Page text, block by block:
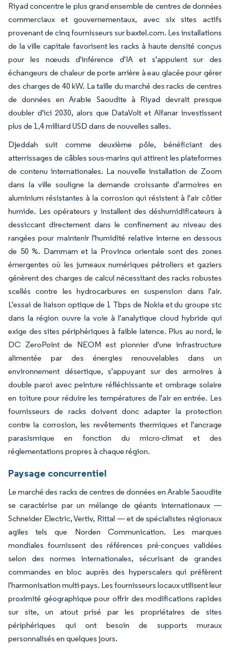
Riyad concentre le plus grand ensemble de centres de données
commerciaux et gouvernementaux, avec six sites actifs
provenant de cinq fournisseurs sur baxtel.com. Les installations
de la ville capitale favorisent les racks à haute densité conçus
pour les nœuds d'inférence d'IA et s'appuient sur des
échangeurs de chaleur de porte arrière à eau glacée pour gérer
des charges de 40 kW. La taille du marché des racks de centres
de données en Arabie Saoudite à Riyad devrait presque
doubler d'ici 2030, alors que DataVolt et Alfanar investissent
plus de 1,4 milliard USD dans de nouvelles salles.
Djeddah suit comme deuxième pôle, bénéficiant des
atterrissages de câbles sous-marins qui attirent les plateformes
de contenu internationales. La nouvelle installation de Zoom
dans la ville souligne la demande croissante d'armoires en
aluminium résistantes à la corrosion qui résistent à l'air côtier
humide. Les opérateurs y installent des déshumidificateurs à
dessiccant directement dans le confinement au niveau des
rangées pour maintenir l'humidité relative interne en dessous
de 50 %. Dammam et la Province orientale sont des zones
émergentes où les jumeaux numériques pétroliers et gaziers
génèrent des charges de calcul nécessitant des racks robustes
scellés contre les hydrocarbures en suspension dans l'air.
L'essai de liaison optique de 1 Tbps de Nokia et du groupe stc
dans la région ouvre la voie à l'analytique cloud hybride qui
exige des sites périphériques à faible latence. Plus au nord, le
DC ZeroPoint de NEOM est pionnier d'une infrastructure
alimentée par des énergies renouvelables dans un
environnement désertique, s'appuyant sur des armoires à
double paroi avec peinture réfléchissante et ombrage solaire
en toiture pour réduire les températures de l'air en entrée. Les
fournisseurs de racks doivent donc adapter la protection
contre la corrosion, les revêtements thermiques et l'ancrage
parasismique en fonction du micro-climat et des
réglementations propres à chaque région.
Paysage concurrentiel
Le marché des racks de centres de données en Arabie Saoudite
se caractérise par un mélange de géants internationaux —
Schneider Electric, Vertiv, Rittal — et de spécialistes régionaux
agiles tels que Norden Communication. Les marques
mondiales fournissent des références pré-conçues validées
selon des normes internationales, sécurisant de grandes
commandes en bloc auprès des hyperscalers qui préfèrent
l'harmonisation multi-pays. Les fournisseurs locaux utilisent leur
proximité géographique pour offrir des modifications rapides
sur site, un atout prisé par les propriétaires de sites
périphériques qui ont besoin de supports muraux
personnalisés en quelques jours.